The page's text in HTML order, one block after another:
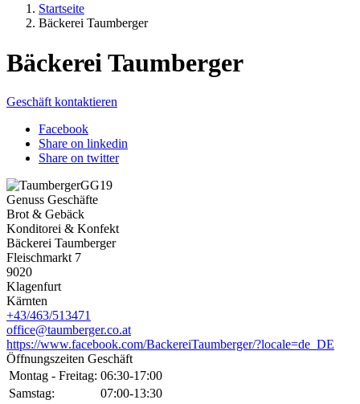
Startseite
Bäckerei Taumberger
Bäckerei Taumberger
Geschäft kontaktieren
Facebook
Share on linkedin
Share on twitter
Genuss Geschäfte
Brot & Gebäck
Konditorei & Konfekt
Bäckerei Taumberger
Fleischmarkt 7
9020
Klagenfurt
Kärnten
+43/463/513471
office@taumberger.co.at
https://www.facebook.com/BackereiTaumberger/?locale=de_DE
Öffnungszeiten Geschäft
Montag - Freitag: 06:30-17:00
Samstag:
07:00-13:30